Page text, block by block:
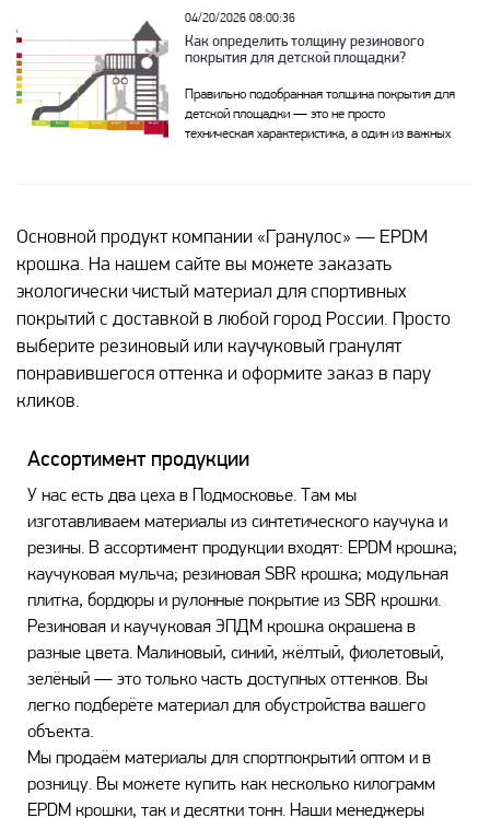
04/20/2026 08:00:36
Как определить толщину резинового
покрытия для детской площадки?
Правильно подобранная толщина покрытия для
детской площадки — это не просто
техническая характеристика, а один из важных
Основной продукт компании «Гранулос» — EPDM
крошка. На нашем сайте вы можете заказать
экологически чистый материал для спортивных
покрытий с доставкой в любой город России. Просто
выберите резиновый или каучуковый гранулят
понравившегося оттенка и оформите заказ в пару
кликов.
Ассортимент продукции
У нас есть два цеха в Подмосковье. Там мы
изготавливаем материалы из синтетического каучука и
резины. В ассортимент продукции входят: EPDM крошка;
каучуковая мульча; резиновая SBR крошка; модульная
плитка, бордюры и рулонные покрытие из SBR крошки.
Резиновая и каучуковая ЭПДМ крошка окрашена в
разные цвета. Малиновый, синий, жёлтый, фиолетовый,
зелёный — это только часть доступных оттенков. Вы
легко подберёте материал для обустройства вашего
объекта.
Мы продаём материалы для спортпокрытий оптом и в
розницу. Вы можете купить как несколько килограмм
EPDM крошки, так и десятки тонн. Наши менеджеры